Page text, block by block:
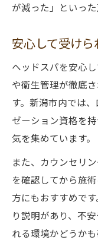
が減った」といった
安心して受け
ヘッドスパを安心
や衛生管理が徹底
す。新潟市内では
ゼーション資格を
気を集めています。
また、カウンセリ
を確認してから施
方にもおすすめで
り説明があり、不
れる環境かどうかも